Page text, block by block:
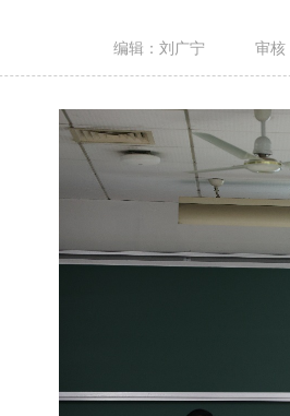
编辑：刘广宁 审核